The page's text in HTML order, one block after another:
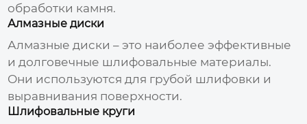
обработки камня.
Алмазные диски
Алмазные диски – это наиболее эффективные
и долговечные шлифовальные материалы.
Они используются для грубой шлифовки и
выравнивания поверхности.
Шлифовальные круги